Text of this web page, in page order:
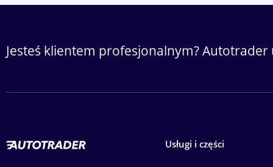
Jesteś klientem profesjonalnym?
Usługi i części